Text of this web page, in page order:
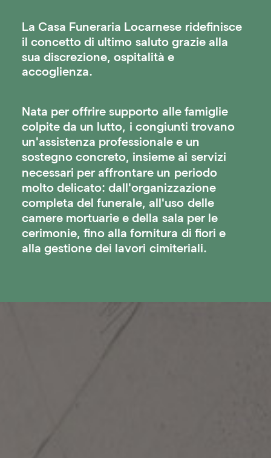
La Casa Funeraria Locarnese ridefinisce
il concetto di ultimo saluto grazie alla
sua discrezione, ospitalità e
accoglienza.
Nata per offrire supporto alle famiglie
colpite da un lutto, i congiunti trovano
un'assistenza professionale e un
sostegno concreto, insieme ai servizi
necessari per affrontare un periodo
molto delicato: dall'organizzazione
completa del funerale, all'uso delle
camere mortuarie e della sala per le
cerimonie, fino alla fornitura di fiori e
alla gestione dei lavori cimiteriali.